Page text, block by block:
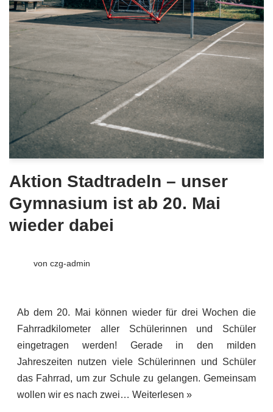
Aktion Stadtradeln – unser
Gymnasium ist ab 20. Mai
wieder dabei
von czg-admin
Ab dem 20. Mai können wieder für drei Wochen die
Fahrradkilometer aller Schülerinnen und Schüler
eingetragen werden! Gerade in den milden
Jahreszeiten nutzen viele Schülerinnen und Schüler
das Fahrrad, um zur Schule zu gelangen. Gemeinsam
wollen wir es nach zwei… Weiterlesen »